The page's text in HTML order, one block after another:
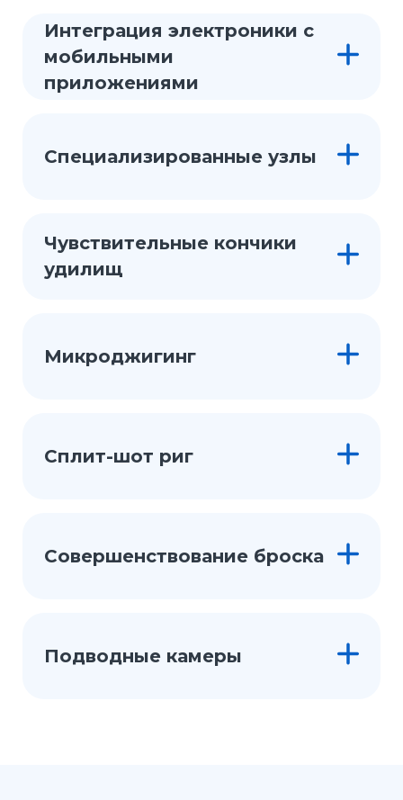
Интеграция электроники с
мобильными
приложениями
Специализированные узлы
Чувствительные кончики
удилищ
Микроджигинг
Сплит-шот риг
Совершенствование броска
Подводные камеры